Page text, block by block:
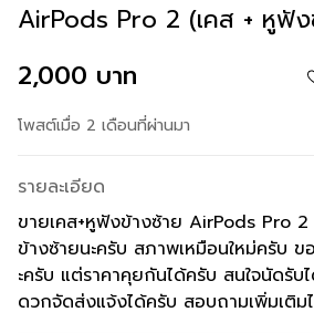
AirPods Pro 2 (เคส + หูฟั
2,000 บาท
โพสต์เมื่อ 2 เดือนที่ผ่านมา
รายละเอียด
ขายเคส+หูฟังข้างซ้าย AirPods Pro
ข้างซ้ายนะครับ สภาพเหมือนใหม่ครับ
ะครับ แต่ราคาคุยกันได้ครับ สนใจนัดรับ
ดวกจัดส่งแจ้งได้ครับ สอบถามเพิ่มเติม